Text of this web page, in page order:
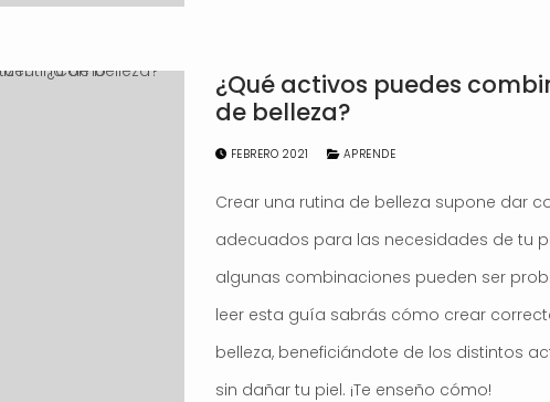
¿Qué activos puedes
de belleza?
FEBRERO 2021 APRENDE
Crear una rutina de belleza supone dar
adecuados para las necesidades de tu
algunas combinaciones pueden ser
leer esta guía sabrás cómo crear
belleza, beneficiándote de los distintos
sin dañar tu piel. ¡Te enseño cómo!